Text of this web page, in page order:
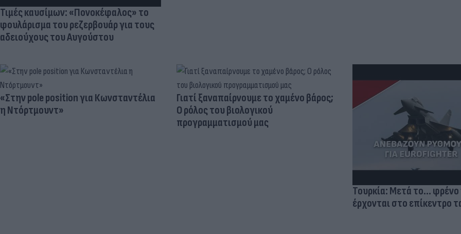
Τιμές καυσίμων: «Πονοκέφαλος» το
φουλάρισμα του ρεζερβουάρ για τους
αδειούχους του Αυγούστου
«Στην pole position για Κωνσταντέλια
η Ντόρτμουντ»
Γιατί ξαναπαίρνουμε το χαμένο βάρος;
Ο ρόλος του βιολογικού
προγραμματισμού μας
Τουρκία: Μετά το... φρένο
έρχονται στο επίκεντρο